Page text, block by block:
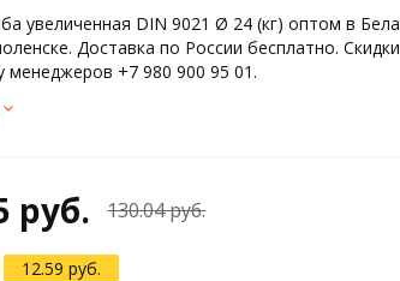
увеличенная DIN 9021 Ø 24 (кг) оптом в
Доставка по России бесплатно.
менеджеров +7 980 900 95 01.
руб. 130.04 руб.
12.59 руб.